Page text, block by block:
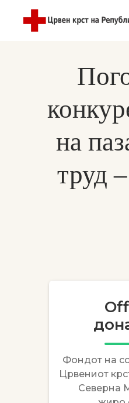
на
труд